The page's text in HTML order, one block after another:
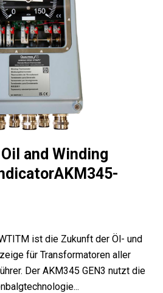
and Winding
ist die Zukunft der Öl- und
für Transformatoren aller
Der AKM345 GEN3 nutzt die